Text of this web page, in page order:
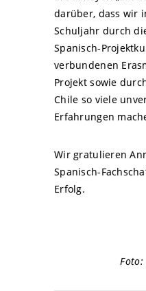
darüber, dass wir
Schuljahr durch
Spanisch-
verbundenen
Projekt sowie
Chile so viele
Erfahrungen
Wir gratulieren
Spanisch-
Erfolg.
Foto: